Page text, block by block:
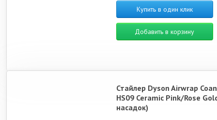
Купить в один клик
Добавить в корзину
Стайлер Dyson Airwrap
HS09 Ceramic Pink/Rose
насадок)